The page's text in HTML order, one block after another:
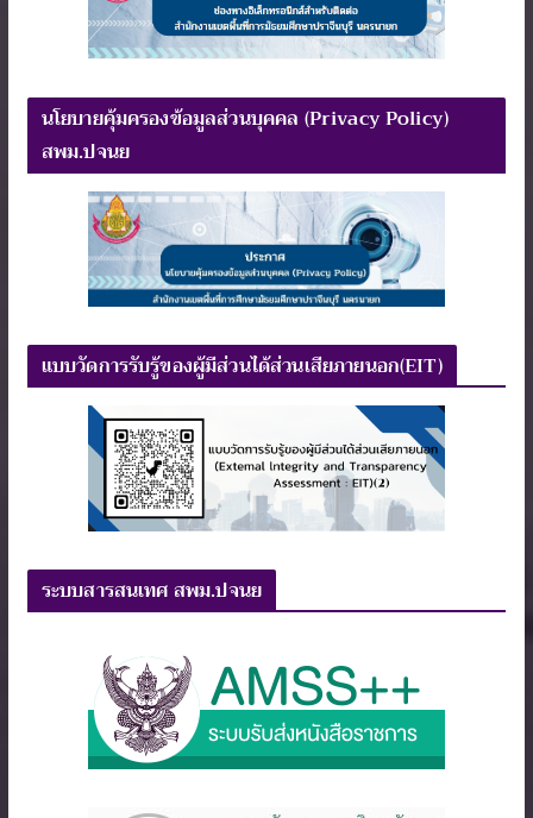
นโยบายคุ้มครองข้อมูลส่วนบุคคล (Privacy Policy)
สพม.ปจนย
แบบวัดการรับรู้ของผู้มีส่วนได้ส่วนเสียภายนอก(EIT)
ระบบสารสนเทศ สพม.ปจนย